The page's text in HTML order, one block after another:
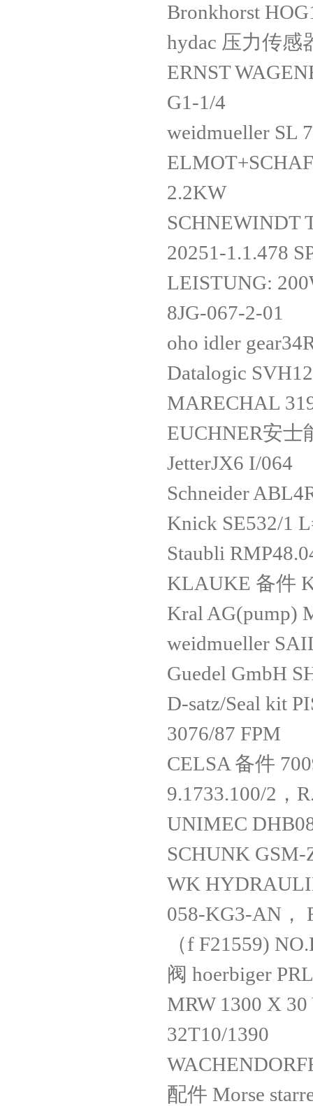
Bronkhorst
hydac 压力传感
ERNST
G1-1/4
weidmueller SL
2.2KW
SCHNEWINDT
20251-1.1.478
LEISTUNG:
8JG-067-2-01
oho idler
Datalogic
MARECHAL
EUCHNER安士
JetterJX6 I/064
Schneider
Knick SE532/1
Staubli
KLAUKE 备件
Kral AG(pump)
weidmueller
Guedel GmbH
D-satz/Seal kit
3076/87 FPM
CELSA 备件
9.1733.100/2，
UNIMEC
SCHUNK GSM-
WK
058-KG3-AN，
（f F21559)
阀 hoerbiger
MRW 1300 X
32T10/1390
配件 Morse